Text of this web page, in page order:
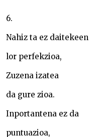
6.
Nahiz ta ez daitekeen
lor perfekzioa,
Zuzena izatea
da gure zioa.
Inportantena ez da
puntuazioa,